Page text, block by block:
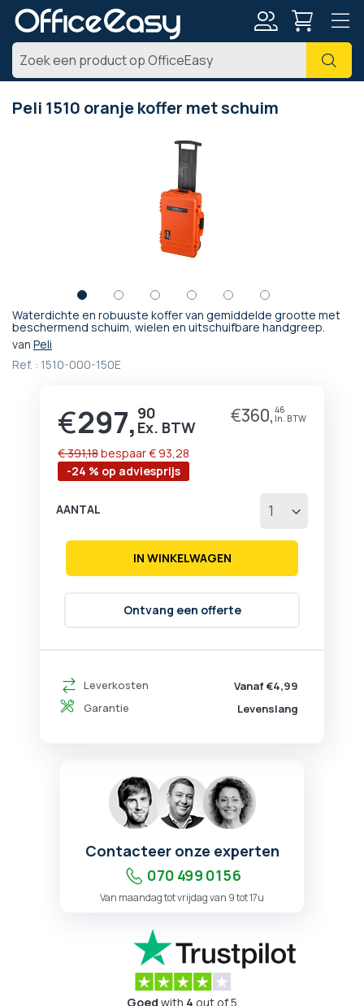
Zoek
Peli 1510 oranje koffer met schuim
Waterdichte en robuuste koffer van gemiddelde grootte met
beschermend schuim, wielen en uitschuifbare handgreep.
van Peli
Ref. : 1510-000-150E
Prijs
€297, 90 €360, 46
-24 % op adviesprijs
€ 391,18bespaar€ 93,28
Leverkosten
Vanaf €4,99
Garantie
Levenslang
AANTAL
IN WINKELWAGEN
Ontvang een offerte
Ga
naar
begin
afbeeldingen-
Contacteer onze experten
070 499 01 56
Van maandag tot vrijdag van 9 tot 17u
Goed with 4 out of 5